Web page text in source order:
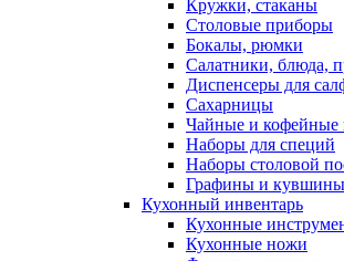
Кружки, стаканы
Столовые приборы
Бокалы, рюмки
Салатники, блюда,
Диспенсеры для
Сахарницы
Чайные и кофейные
Наборы для специй
Наборы столовой
Графины и кувшины
Кухонный инвентарь
Кухонные
Кухонные ножи